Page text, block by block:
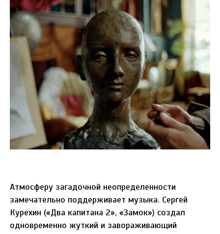
Атмосферу загадочной неопределенности
замечательно поддерживает музыка. Сергей
Курехин («Два капитана 2», «Замок») создал
одновременно жуткий и завораживающий